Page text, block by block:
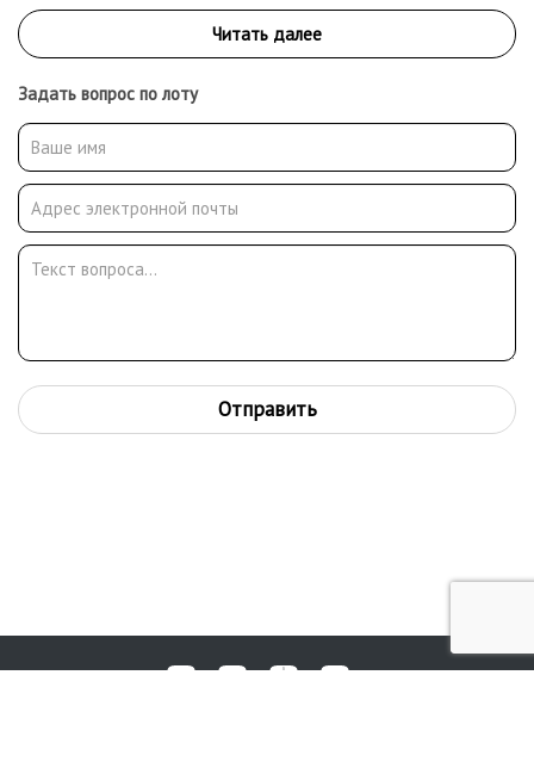
Задать вопрос по лоту
Отправить